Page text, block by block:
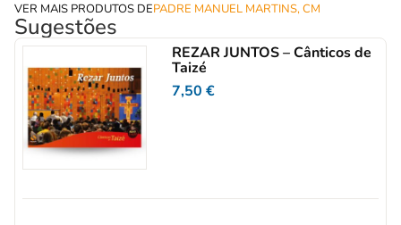
VER MAIS PRODUTOS DEPADRE MANUEL MARTINS, CM
Sugestões
REZAR JUNTOS – Cânticos de
Taizé
7,50€